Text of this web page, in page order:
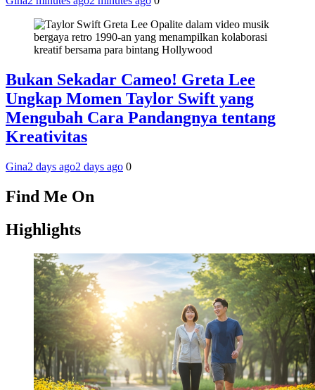
Bukan Sekadar Cameo! Greta Lee
Ungkap Momen Taylor Swift yang
Mengubah Cara Pandangnya tentang
Kreativitas
Gina2 days ago2 days ago 0
Find Me On
Highlights